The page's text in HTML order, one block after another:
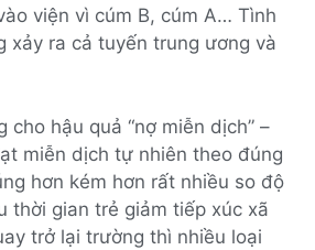
viện vì cúm B, cúm A… Tình
xảy ra cả tuyến trung ương và
cho hậu quả “nợ miễn dịch” –
miễn dịch tự nhiên theo đúng
hơn kém hơn rất nhiều so độ
thời gian trẻ giảm tiếp xúc xã
trở lại trường thì nhiều loại